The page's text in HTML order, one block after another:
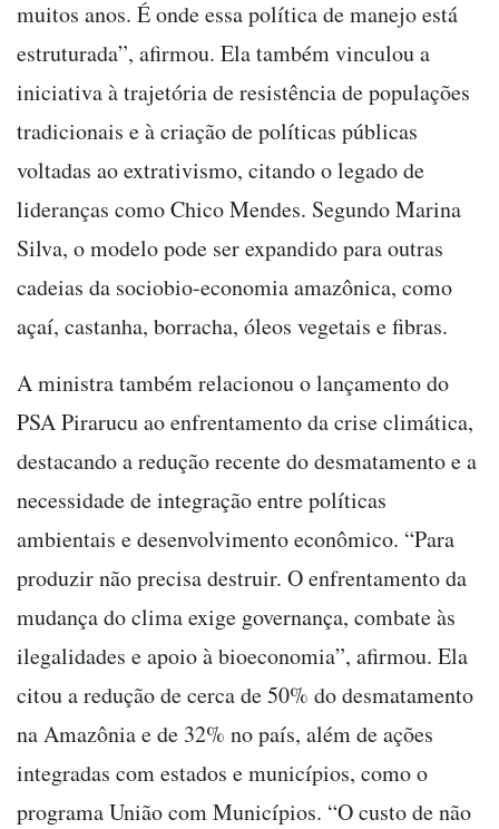
muitos anos. É onde essa política de manejo está
estruturada”, afirmou. Ela também vinculou a
iniciativa à trajetória de resistência de populações
tradicionais e à criação de políticas públicas
voltadas ao extrativismo, citando o legado de
lideranças como Chico Mendes. Segundo Marina
Silva, o modelo pode ser expandido para outras
cadeias da sociobio-economia amazônica, como
açaí, castanha, borracha, óleos vegetais e fibras.
A ministra também relacionou o lançamento do
PSA Pirarucu ao enfrentamento da crise climática,
destacando a redução recente do desmatamento e a
necessidade de integração entre políticas
ambientais e desenvolvimento econômico. “Para
produzir não precisa destruir. O enfrentamento da
mudança do clima exige governança, combate às
ilegalidades e apoio à bioeconomia”, afirmou. Ela
citou a redução de cerca de 50% do desmatamento
na Amazônia e de 32% no país, além de ações
integradas com estados e municípios, como o
programa União com Municípios. “O custo de não